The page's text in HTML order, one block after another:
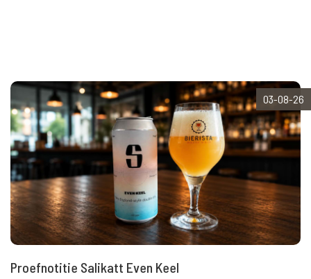
03-08-26
Proefnotitie Salikatt Even Keel